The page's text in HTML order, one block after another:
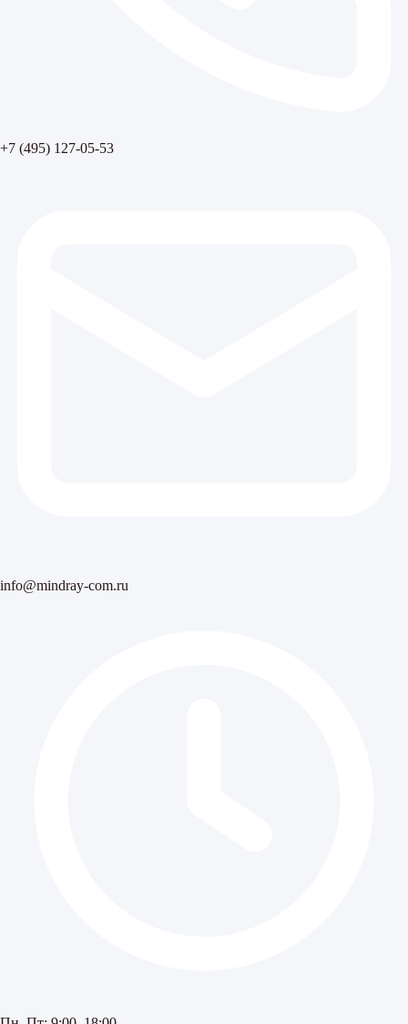
+7 (495) 127-05-53
info@mindray-com.ru